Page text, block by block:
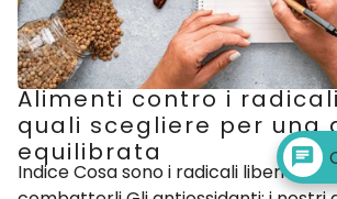
Alimenti contro i
quali scegliere per una
equilibrata
Indice Cosa sono i radicali liberi e